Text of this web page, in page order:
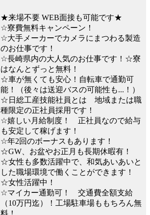
★来場不要 WEB面接も可能です★
☆寮費無料キャンペーン！
☆大手メーカーでカメラにまつわる製造
のお仕事です！
☆長崎県内の大人気のお仕事です！☆寮
はなんとずっと無料！
☆車が無くても安心！自転車で通勤可
能！（後々は送迎バスの可能性も...！）
☆日総工産技能社員とは 地域または職
種限定の正社員採用です！
☆嬉しい月給制度！ 正社員なので給与
も安定して稼げます！
☆年2回のボーナスもあります！
☆GW、お盆やお正月も長期休暇有！
☆女性も多数活躍中で、和気あいあいと
した職場環境で働くことができます！
☆女性活躍中！
☆マイカー通勤可！ 交通費全額支給
（10万円迄）！工場駐車場ももちろん無
料！